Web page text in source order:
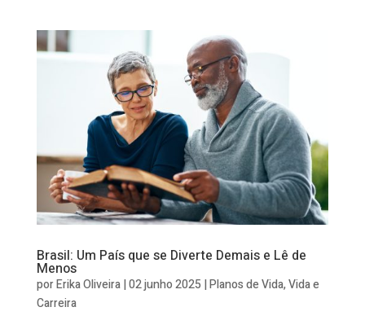
Brasil: Um País que se Diverte Demais e Lê de
Menos
porErika Oliveira|02 junho 2025 |Planos de Vida,Vida e
Carreira